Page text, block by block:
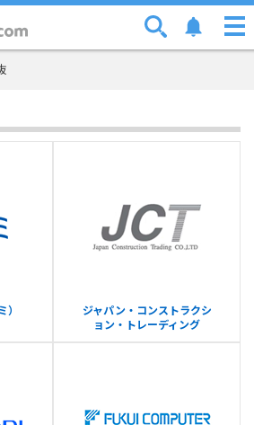
）
ジャパン・コンストラクシ
ョン・トレーディング